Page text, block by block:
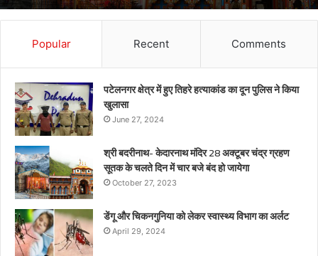
Popular Recent Comments
पटेलनगर क्षेत्र में हुए तिहरे हत्याकांड का दून पुलिस ने किया
खुलासा
June 27, 2024
श्री बदरीनाथ- केदारनाथ मंदिर 28 अक्टूबर चंद्र ग्रहण
सूतक के चलते दिन में चार बजे बंद हो जायेगा
October 27, 2023
डेंगू और चिकनगुनिया को लेकर स्वास्थ्य विभाग का अर्लट
April 29, 2024